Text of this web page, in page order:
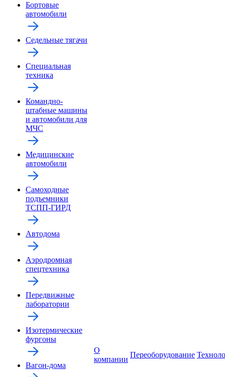
Бортовые
автомобили
Седельные тягачи
Специальная
техника
Командно-
штабные машины
и автомобили для
МЧС
Медицинские
автомобили
Самоходные
подъемники
ТСПП-ГИРД
Автодома
Аэродромная
спецтехника
Передвижные
лаборатории
Изотермические
фургоны
Вагон-дома
О
компании
Переоборудование